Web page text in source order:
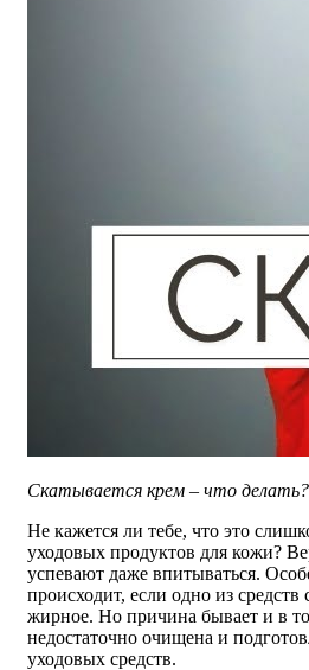
Скатывается крем – что делать?
Не кажется ли тебе, что это
уходовых продуктов для кожи?
успевают даже впитываться.
происходит, если одно из
жирное. Но причина бывает и в
недостаточно очищена и
уходовых средств.